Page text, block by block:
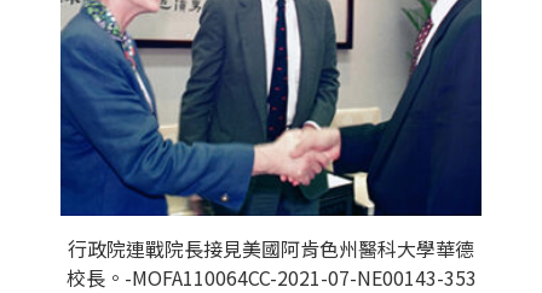
行政院連戰院長接見美國阿肯色州醫科大學華德
校長。-MOFA110064CC-2021-07-NE00143-353